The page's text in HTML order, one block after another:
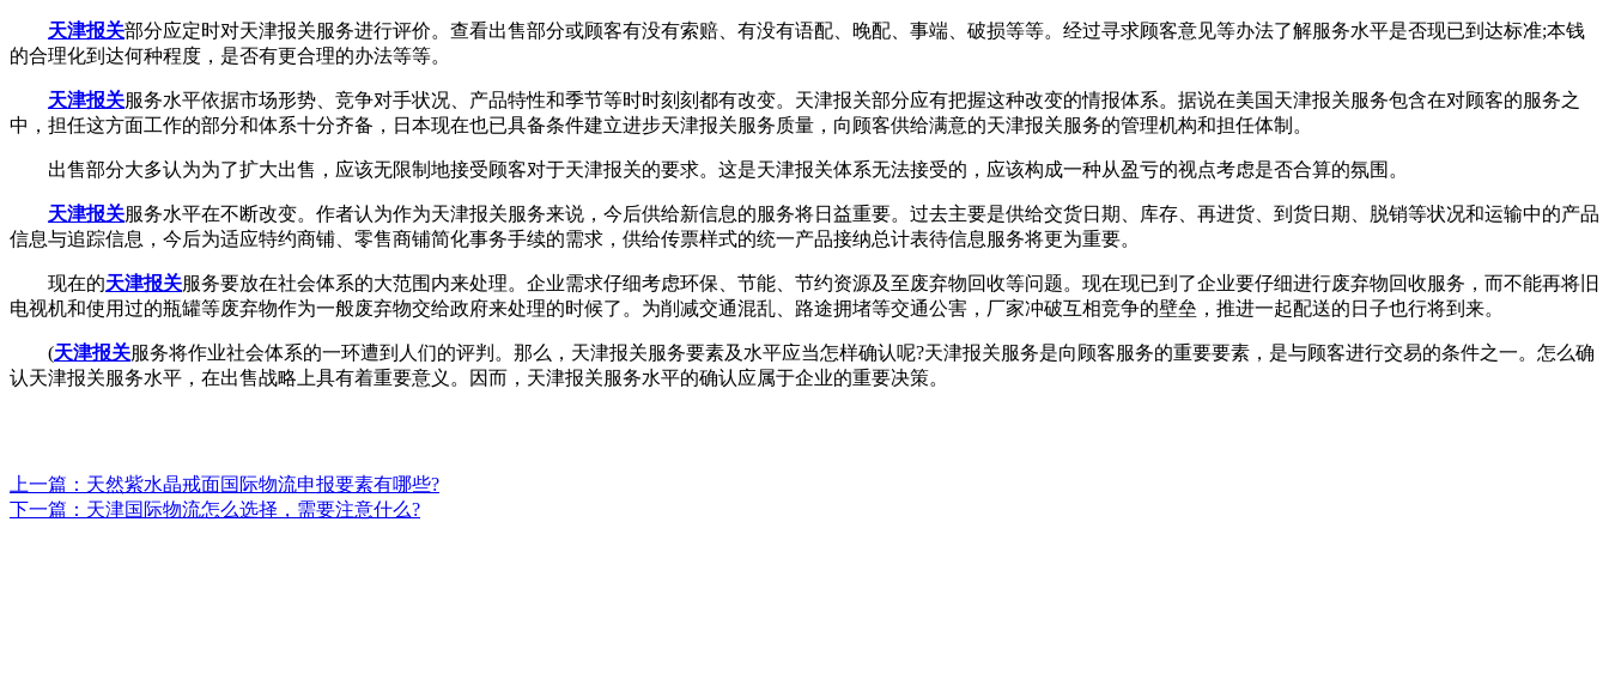
天津报关部分应定时对天津报关服务进行评价。查看出售部分或顾客有没有索赔、有没有语配、晚配、事端、破损等等。经过寻求顾客意见等办法了解服务水平是否现已到达标准;本钱
的合理化到达何种程度，是否有更合理的办法等等。
天津报关服务水平依据市场形势、竞争对手状况、产品特性和季节等时时刻刻都有改变。天津报关部分应有把握这种改变的情报体系。据说在美国天津报关服务包含在对顾客的服务之
中，担任这方面工作的部分和体系十分齐备，日本现在也已具备条件建立进步天津报关服务质量，向顾客供给满意的天津报关服务的管理机构和担任体制。
出售部分大多认为为了扩大出售，应该无限制地接受顾客对于天津报关的要求。这是天津报关体系无法接受的，应该构成一种从盈亏的视点考虑是否合算的氛围。
天津报关服务水平在不断改变。作者认为作为天津报关服务来说，今后供给新信息的服务将日益重要。过去主要是供给交货日期、库存、再进货、到货日期、脱销等状况和运输中的产品
信息与追踪信息，今后为适应特约商铺、零售商铺简化事务手续的需求，供给传票样式的统一产品接纳总计表待信息服务将更为重要。
现在的天津报关服务要放在社会体系的大范围内来处理。企业需求仔细考虑环保、节能、节约资源及至废弃物回收等问题。现在现已到了企业要仔细进行废弃物回收服务，而不能再将旧
电视机和使用过的瓶罐等废弃物作为一般废弃物交给政府来处理的时候了。为削减交通混乱、路途拥堵等交通公害，厂家冲破互相竞争的壁垒，推进一起配送的日子也行将到来。
(天津报关服务将作业社会体系的一环遭到人们的评判。那么，天津报关服务要素及水平应当怎样确认呢?天津报关服务是向顾客服务的重要要素，是与顾客进行交易的条件之一。怎么确
认天津报关服务水平，在出售战略上具有着重要意义。因而，天津报关服务水平的确认应属于企业的重要决策。
上一篇：天然紫水晶戒面国际物流申报要素有哪些?
下一篇：天津国际物流怎么选择，需要注意什么?